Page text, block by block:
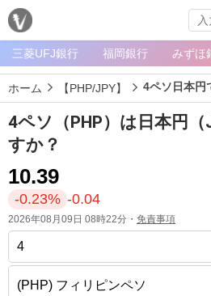
メ
ニ
ュ
ー
ホ
ム
ペ
ー
通
三菱UFJ銀行 福岡銀行 みずほ
ホーム 【PHP/JPY】 4ペソ日本円
4ペソ（PHP）は日本円
すか？
10.39
-0.23% -0.04
2026年08月09日 08時22分・ 免責事項